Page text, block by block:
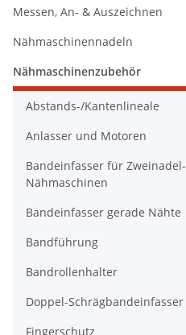
Messen, An- & Auszeichnen
Nähmaschinennadeln
Nähmaschinenzubehör
Abstands-/Kantenlineale
Anlasser und Motoren
Bandeinfasser für Zweinadel-
Nähmaschinen
Bandeinfasser gerade Nähte
Bandführung
Bandrollenhalter
Doppel-Schrägbandeinfasser
Fingerschutz